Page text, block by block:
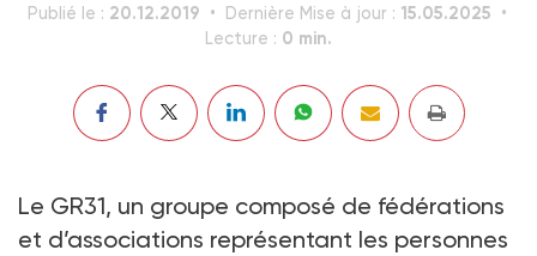
Publié le : 20.12.2019 Dernière Mise à jour : 15.05.2025
Lecture : 0 min.
Le GR31, un groupe composé de fédérations
et d’associations représentant les personnes